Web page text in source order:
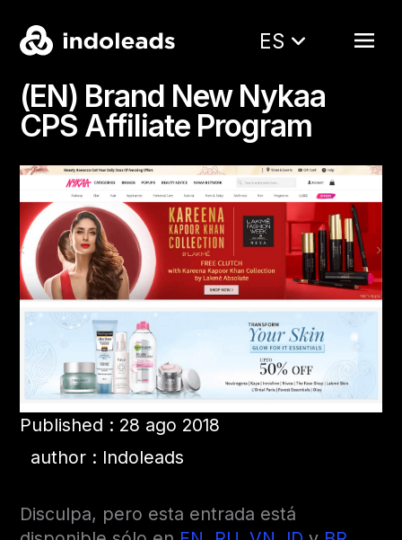
ES
(EN) Brand New Nykaa
CPS Affiliate Program
Published : 28 ago 2018
author : Indoleads
Disculpa, pero esta entrada está